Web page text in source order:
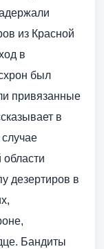
из Красной
в
был
привязанные
в
дезертиров в
Бандиты